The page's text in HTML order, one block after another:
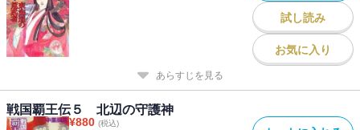
試し読み
お気に入り
あらすじを見る
戦国覇王伝５ 北辺の守護神
¥880 (税込)